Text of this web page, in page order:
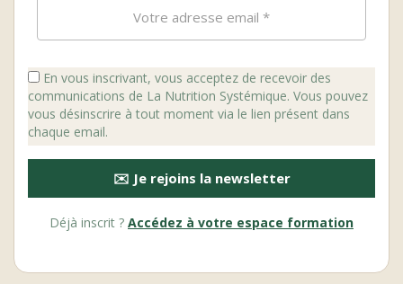
En vous inscrivant, vous acceptez de recevoir des
communications de La Nutrition Systémique. Vous pouvez
vous désinscrire à tout moment via le lien présent dans
chaque email.
✉️ Je rejoins la newsletter
Déjà inscrit ? Accédez à votre espace formation